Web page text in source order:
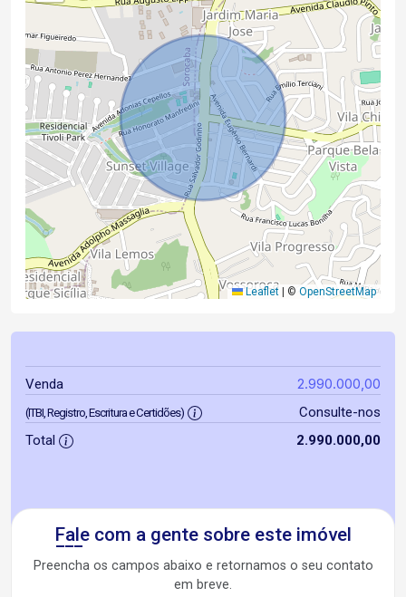
Leaflet © OpenStreetMap
Venda 2.990.000,00
(ITBI, Registro, Escritura e Certidões)
Consulte-nos
Total
2.990.000,00
Fale com a gente sobre este imóvel
Preencha os campos abaixo e retornamos o seu contato
em breve.